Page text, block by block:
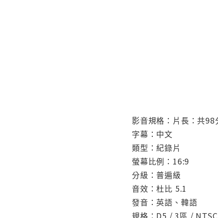
影音規格：片長：共98
字幕：中文
類型：紀錄片
螢幕比例：16:9
分級：普遍級
音效：杜比 5.1
發音：英語、韓語
規格：D5 / 3區 / NTSC